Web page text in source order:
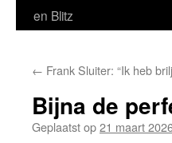
en Blitz
← Frank Sluiter: “Ik heb
Bijna de
Geplaatst op21 maart